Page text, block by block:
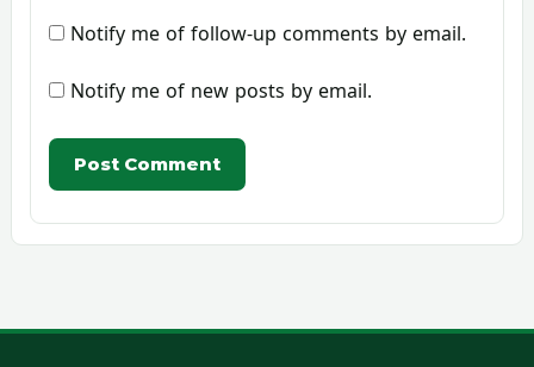
Notify me of follow-up comments by email.
Notify me of new posts by email.